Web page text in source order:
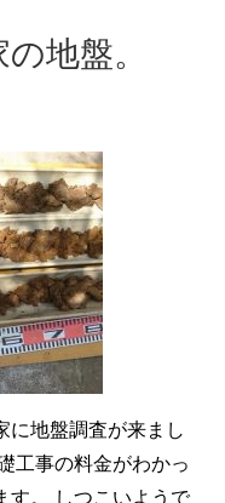
地盤。
に地盤調査が来まし
工事の料金がわかっ
す。 しつこいようで